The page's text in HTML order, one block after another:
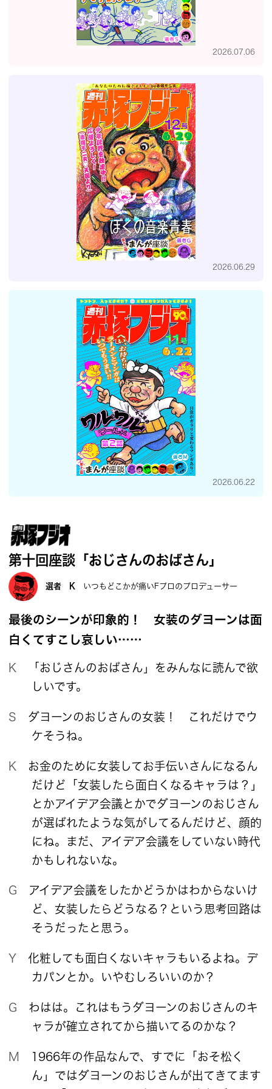
2026.07.06
2026.06.29
2026.06.22
第十回座談「おじさんのおばさん」
選者 K いつもどこかが痛いFプロのプロデューサー
最後のシーンが印象的！ 女装のダヨーンは面
白くてすこし哀しい……
K 「おじさんのおばさん」をみんなに読んで欲
しいです。
S ダヨーンのおじさんの女装！ これだけでウ
ケそうね。
K お金のために女装してお手伝いさんになるん
だけど「女装したら面白くなるキャラは？」
とかアイデア会議とかでダヨーンのおじさん
が選ばれたような気がしてるんだけど、顔的
にね。まだ、アイデア会議をしていない時代
かもしれないな。
G アイデア会議をしたかどうかはわからないけ
ど、女装したらどうなる？という思考回路は
そうだったと思う。
Y 化粧しても面白くないキャラもいるよね。デ
カパンとか。いやむしろいいのか？
G わはは。これはもうダヨーンのおじさんのキ
ャラが確立されてから描いてるのかな？
M 1966年の作品なんで、すでに「おそ松く
ん」ではダヨーンのおじさんが出てきてます